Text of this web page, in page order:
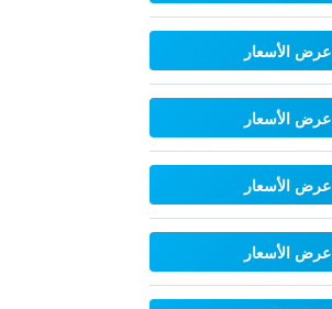
عرض الأسعار
عرض الأسعار
عرض الأسعار
عرض الأسعار